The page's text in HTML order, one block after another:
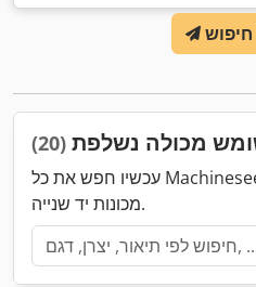
מכולה נשלפת (20)
עכשיו חפש את כל Machineseeker עם יותר מ-200,000
מכונות יד שנייה.